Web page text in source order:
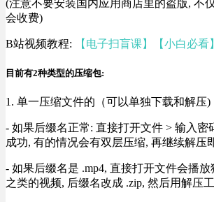
(注意不要安装国内应用商店里的盗版, 不
会收费)
B站视频教程: 【电子扫盲课】【小白必
目前有2种类型的压缩包:
1. 单一压缩文件的（可以单独下载和解压)
- 如果后缀名正常: 直接打开文件 > 输入密
成功, 有的情况会有双层压缩, 再继续解压
- 如果后缀名是 .mp4, 直接打开文件会播
之类的视频, 后缀名改成 .zip, 然后用解压